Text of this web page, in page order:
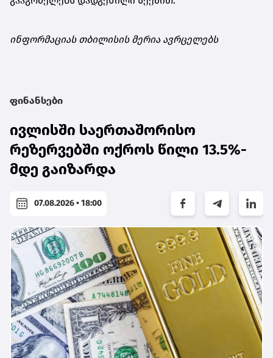
ინფორმაციას თბილისის მერია ავრცელებს
ფინანსები
ივლისში საერთაშორისო
რეზერვებში ოქროს წილი 13.5%-
მდე გაიზარდა
07.08.2026 • 18:00